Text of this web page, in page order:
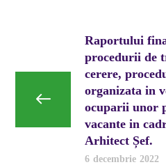
Raportului
procedurii de
cerere,
organizata in
ocuparii unor
vacante in
Arhitect Șef.
6 decembrie 2022